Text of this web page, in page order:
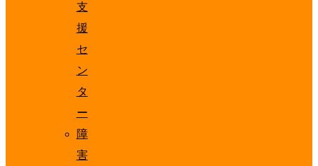
支
援
セ
ン
タ
ー
障
害